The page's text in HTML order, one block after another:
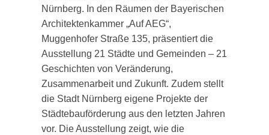
Nürnberg. In den Räumen der Bayerischen
Architektenkammer „Auf AEG“,
Muggenhofer Straße 135, präsentiert die
Ausstellung 21 Städte und Gemeinden – 21
Geschichten von Veränderung,
Zusammenarbeit und Zukunft. Zudem stellt
die Stadt Nürnberg eigene Projekte der
Städtebauförderung aus den letzten Jahren
vor. Die Ausstellung zeigt, wie die